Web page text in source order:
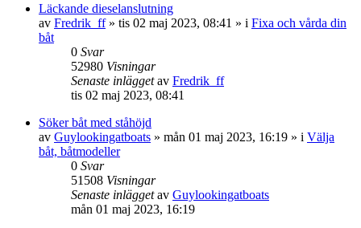
Läckande dieselanslutning
av Fredrik_ff» tis 02 maj 2023, 08:41 » i Fixa och vårda din
båt
0 Svar
52980 Visningar
Senaste inläggetav Fredrik_ff
tis 02 maj 2023, 08:41
Söker båt med ståhöjd
av Guylookingatboats » mån 01 maj 2023, 16:19 » i Välja
båt, båtmodeller
0 Svar
51508 Visningar
Senaste inläggetav Guylookingatboats
mån 01 maj 2023, 16:19